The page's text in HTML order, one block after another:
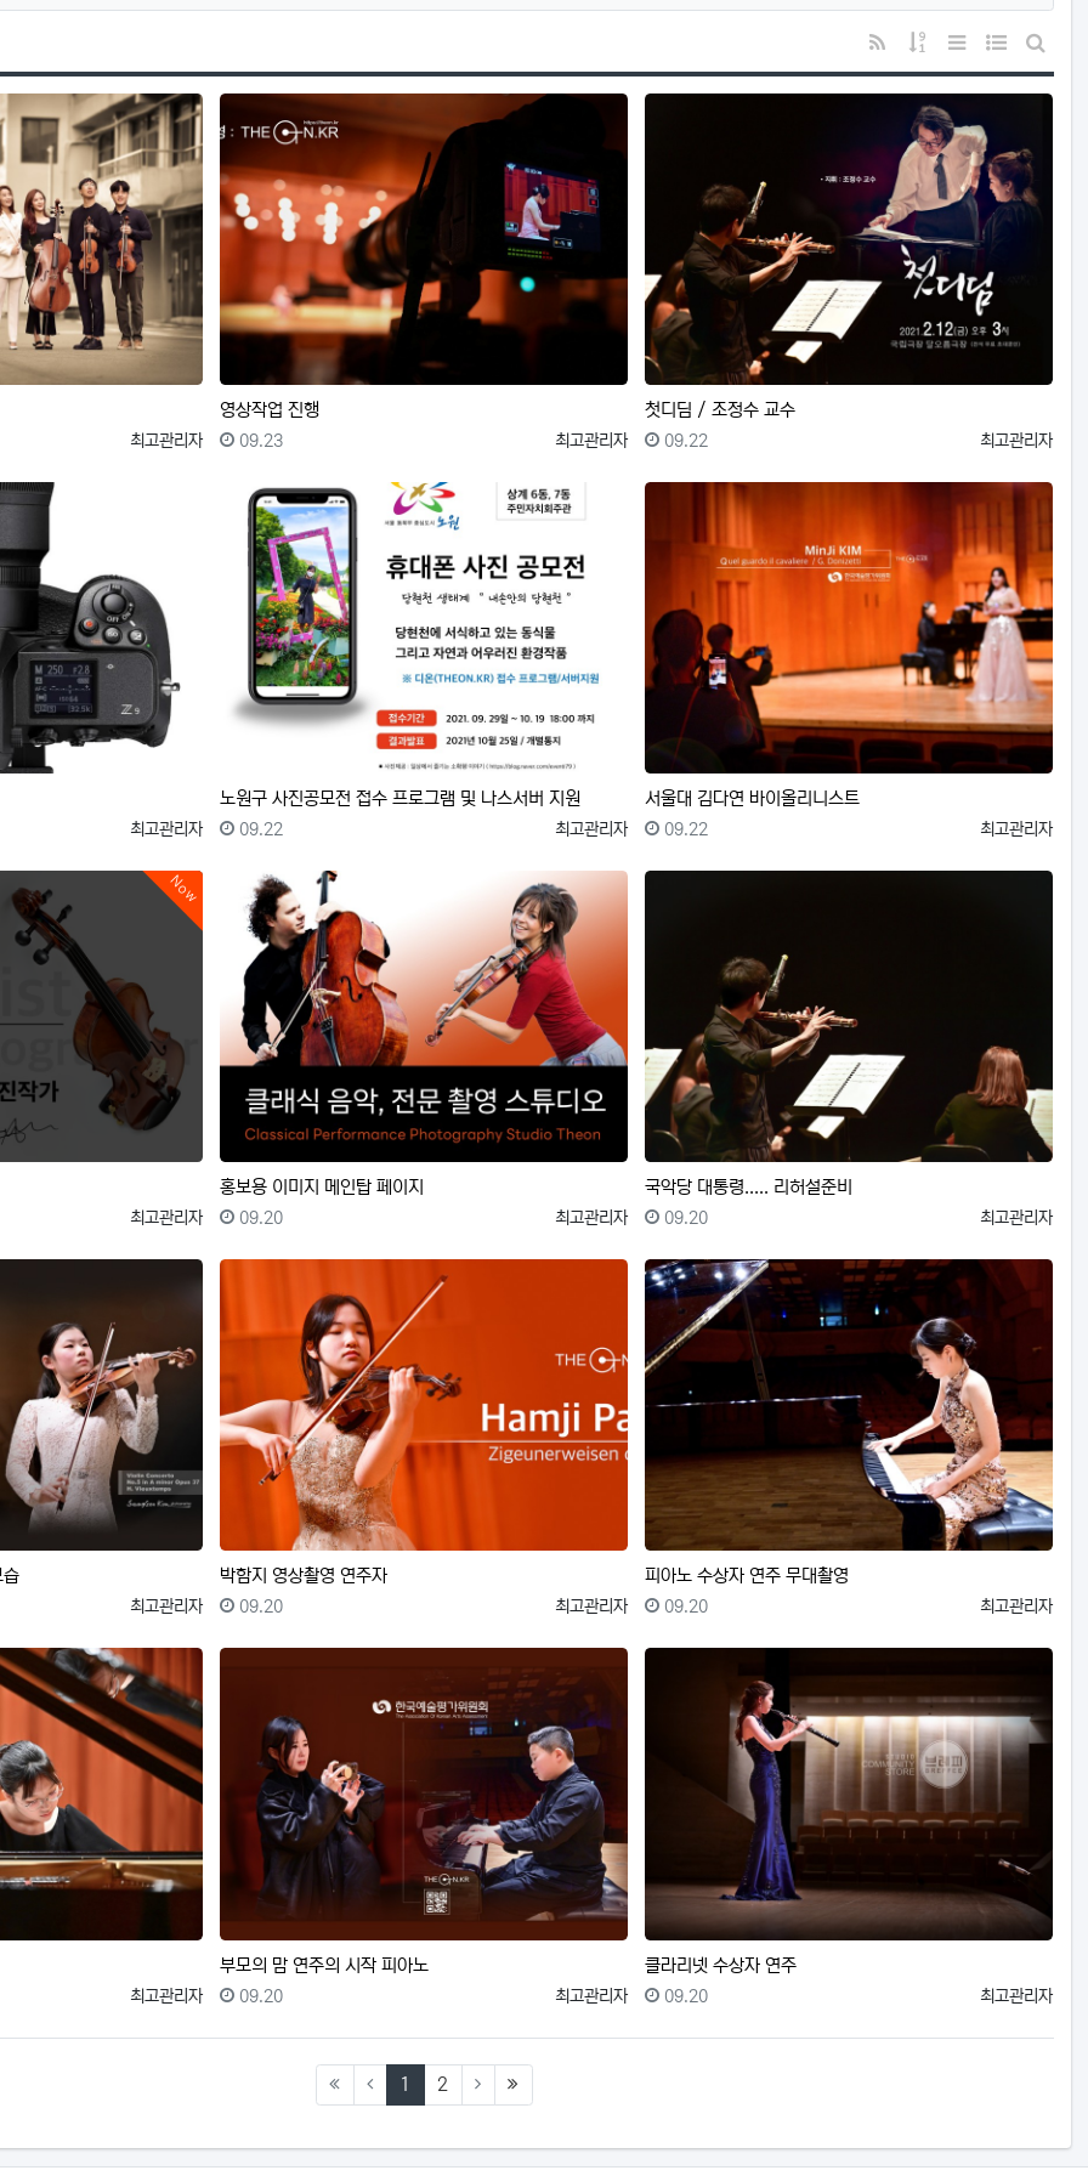
RSS
게시물 정렬
리스트 스타일
웹진 스타일
게시판
등록자
최고관리자
영상작업 진행
등록자
최고관리자
등록일
09.23
첫디딤 / 조정수 교수
등록자
최고관리자
등록일
09.22
등록자
최고관리자
노원구 사진공모전 접수 프로그램 및 나스서버 지원
등록자
최고관리자
등록일
09.22
서울대 김다연 바이올리니스트
등록자
최고관리자
등록일
09.22
Now
등록자
최고관리자
홍보용 이미지 메인탑 페이지
등록자
최고관리자
등록일
09.20
국악당 대통령..... 리허설준비
등록자
최고관리자
등록일
09.20
등록자
최고관리자
박함지 영상촬영 연주자
등록자
최고관리자
등록일
09.20
피아노 수상자 연주 무대촬영
등록자
최고관리자
등록일
09.20
등록자
최고관리자
부모의 맘 연주의 시작 피아노
등록자
최고관리자
등록일
09.20
클라리넷 수상자 연주
등록자
최고관리자
등록일
09.20
1 (current)
2